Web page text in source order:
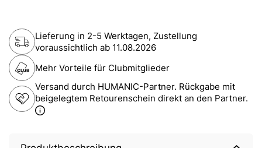
Lieferung in 2-5 Werktagen, Zustellung
voraussichtlich ab 11.08.2026
Mehr Vorteile für Clubmitglieder
Versand durch HUMANIC-Partner. Rückgabe mit
beigelegtem Retourenschein direkt an den Partner.